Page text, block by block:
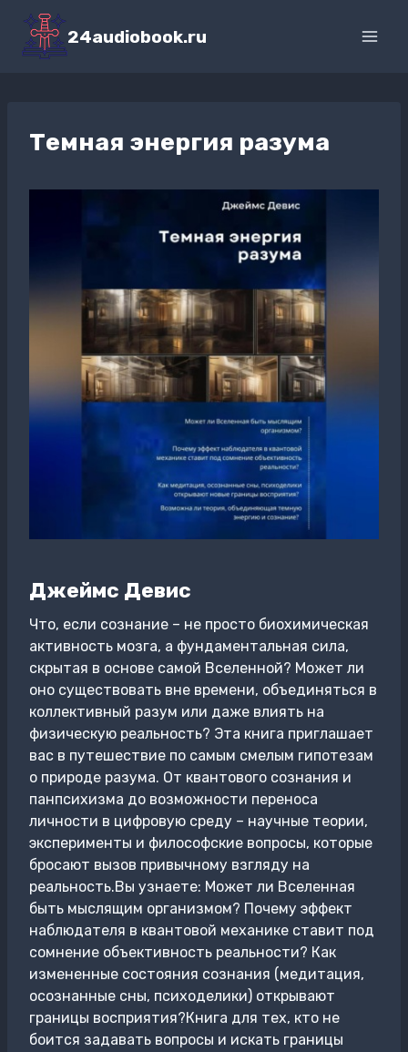
Перейти
содержимому
24audiobook.ru
Темная энергия разума
Джеймс Девис
Что, если сознание – не просто биохимическая
активность мозга, а фундаментальная сила,
скрытая в основе самой Вселенной? Может ли
оно существовать вне времени, объединяться в
коллективный разум или даже влиять на
физическую реальность? Эта книга приглашает
вас в путешествие по самым смелым гипотезам
о природе разума. От квантового сознания и
панпсихизма до возможности переноса
личности в цифровую среду – научные теории,
эксперименты и философские вопросы, которые
бросают вызов привычному взгляду на
реальность.Вы узнаете: Может ли Вселенная
быть мыслящим организмом? Почему эффект
наблюдателя в квантовой механике ставит под
сомнение объективность реальности? Как
измененные состояния сознания (медитация,
осознанные сны, психоделики) открывают
границы восприятия?Книга для тех, кто не
боится задавать вопросы и искать границы